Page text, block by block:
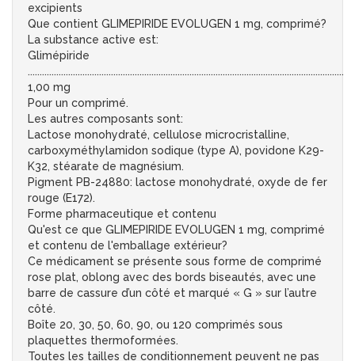
excipients
Que contient GLIMEPIRIDE EVOLUGEN 1 mg, comprimé?
La substance active est:
Glimépiride
.....................................................................................................................................
1,00 mg
Pour un comprimé.
Les autres composants sont:
Lactose monohydraté, cellulose microcristalline,
carboxyméthylamidon sodique (type A), povidone K29-
K32, stéarate de magnésium.
Pigment PB-24880: lactose monohydraté, oxyde de fer
rouge (E172).
Forme pharmaceutique et contenu
Qu'est ce que GLIMEPIRIDE EVOLUGEN 1 mg, comprimé
et contenu de l'emballage extérieur?
Ce médicament se présente sous forme de comprimé
rose plat, oblong avec des bords biseautés, avec une
barre de cassure d’un côté et marqué « G » sur l’autre
côté.
Boîte 20, 30, 50, 60, 90, ou 120 comprimés sous
plaquettes thermoformées.
Toutes les tailles de conditionnement peuvent ne pas